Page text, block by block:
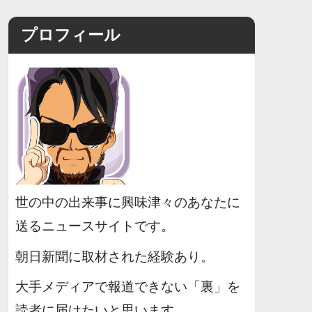
プロフィール
世の中の出来事に興味津々のあなたに
送るニュースサイトです。
朝日新聞に取材された経験あり。
大手メディアで報道できない「裏」を